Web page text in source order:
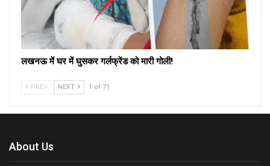
लखनऊ में घर में घुसकर गर्लफ्रेंड को मारी गोली!
PREV NEXT 1 of 71
About Us